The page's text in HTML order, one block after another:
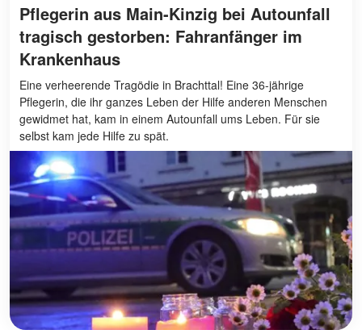
Pflegerin aus Main-Kinzig bei Autounfall
tragisch gestorben: Fahranfänger im
Krankenhaus
Eine verheerende Tragödie in Brachttal! Eine 36-jährige
Pflegerin, die ihr ganzes Leben der Hilfe anderen Menschen
gewidmet hat, kam in einem Autounfall ums Leben. Für sie
selbst kam jede Hilfe zu spät.